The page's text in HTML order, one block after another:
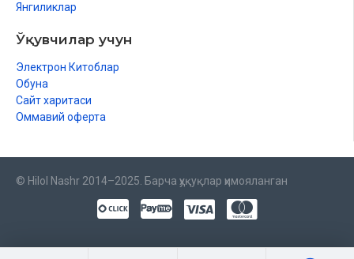
Янгиликлар
Ўқувчилар учун
Электрон Китоблар
Обуна
Сайт харитаси
Оммавий оферта
© Hilol Nashr 2014–2025. Барча ҳуқуқлар ҳимояланган